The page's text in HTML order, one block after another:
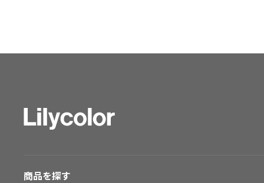
大阪ショールーム
仙台ショールーム
お客様サポート
商品を探す